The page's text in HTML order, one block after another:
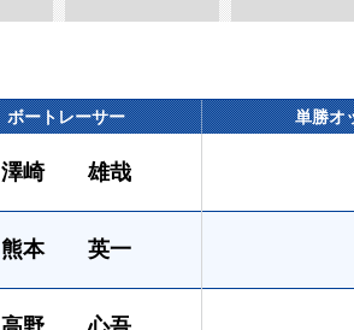
ボートレーサー 単勝オ
澤崎 雄哉
熊本 英一